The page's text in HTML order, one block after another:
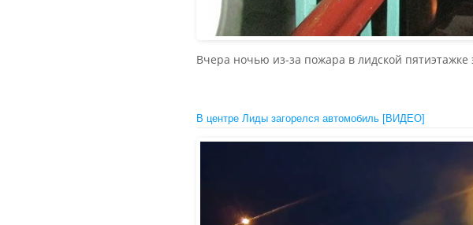
Вчера ночью из-за пожара в лидской пятиэтажке
В центре Лиды загорелся автомобиль [ВИДЕО]